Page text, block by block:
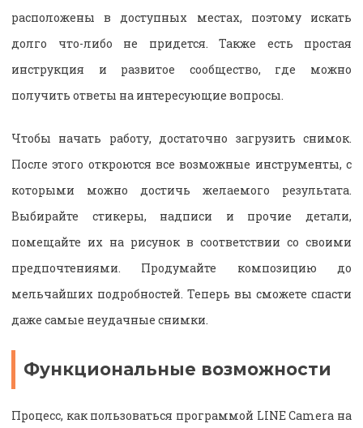
расположены в доступных местах, поэтому искать
долго что-либо не придется. Также есть простая
инструкция и развитое сообщество, где можно
получить ответы на интересующие вопросы.
Чтобы начать работу, достаточно загрузить снимок.
После этого откроются все возможные инструменты, с
которыми можно достичь желаемого результата.
Выбирайте стикеры, надписи и прочие детали,
помещайте их на рисунок в соответствии со своими
предпочтениями. Продумайте композицию до
мельчайших подробностей. Теперь вы сможете спасти
даже самые неудачные снимки.
Функциональные возможности
Процесс, как пользоваться программой LINE Camera на